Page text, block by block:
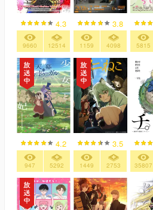
4.3
9660 12514
3.8
1159 4098 5815
4.2
947 5292
3.5
1449 2753 35807